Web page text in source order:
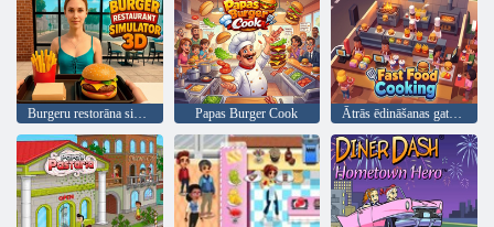
Burgeru restorāna simulators 3D Papas Burger Cook Ātrās ēdināšanas gatavošana